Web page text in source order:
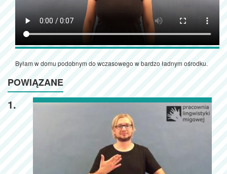
Byłam w domu podobnym do wczasowego w bardzo ładnym ośrodku.
POWIĄZANE
1.